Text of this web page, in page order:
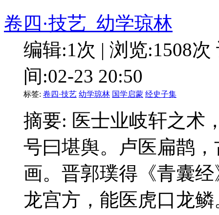
卷四·技艺_幼学琼林
编辑:1次 | 浏览:1508次
间:02-23 20:50
标签: 卷四·技艺 幼学琼林 国学启蒙 经史子集
摘要: 医士业岐轩之术
号曰堪舆。卢医扁鹊
画。晋郭璞得《青囊
龙宫方，能医虎口